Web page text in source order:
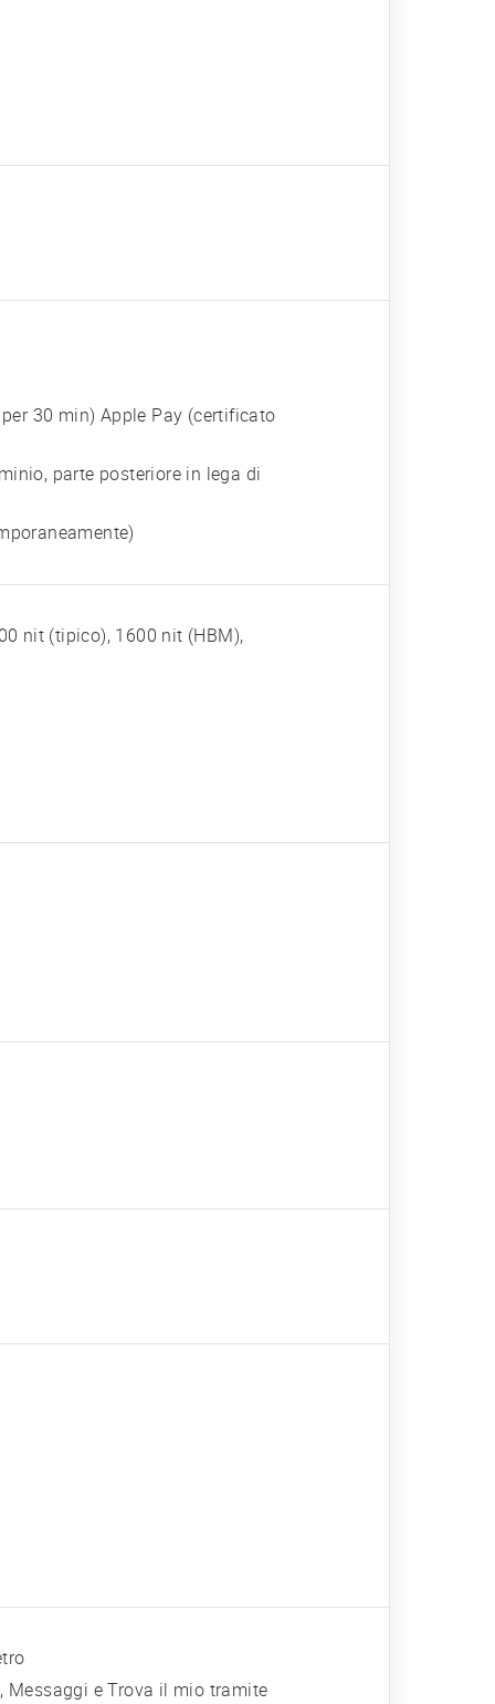
30 min) Apple Pay (certificato
parte posteriore in lega di
nit (tipico), 1600 nit (HBM),
Messaggi e Trova il mio tramite